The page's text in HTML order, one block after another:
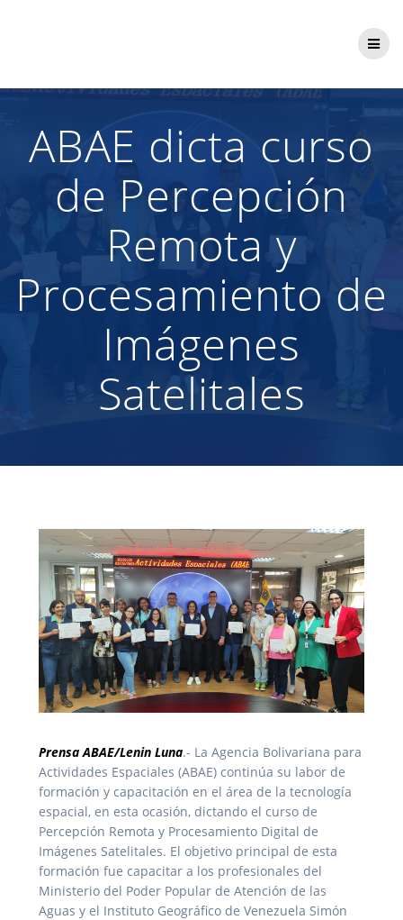
ABAE dicta curso
de Percepción
Remota y
Procesamiento de
Imágenes
Satelitales
Prensa ABAE/Lenin Luna.- La Agencia Bolivariana para
Actividades Espaciales (ABAE) continúa su labor de
formación y capacitación en el área de la tecnología
espacial, en esta ocasión, dictando el curso de
Percepción Remota y Procesamiento Digital de
Imágenes Satelitales. El objetivo principal de esta
formación fue capacitar a los profesionales del
Ministerio del Poder Popular de Atención de las
Aguas y el Instituto Geográfico de Venezuela Simón